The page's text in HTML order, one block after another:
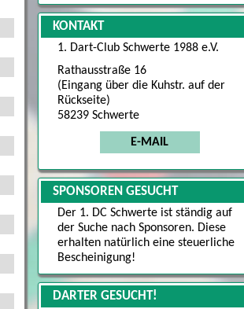
KONTAKT
1. Dart-Club Schwerte 1988 e.V.
Rathausstraße 16
(Eingang über die Kuhstr. auf der
Rückseite)
58239 Schwerte
E-MAIL
SPONSOREN GESUCHT
Der 1. DC Schwerte ist ständig auf
der Suche nach Sponsoren. Diese
erhalten natürlich eine steuerliche
Bescheinigung!
DARTER GESUCHT!